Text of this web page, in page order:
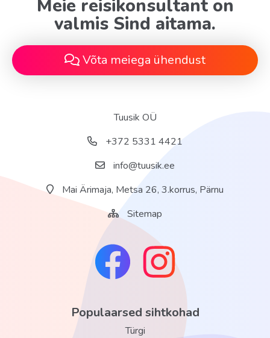
Meie reisikonsultant on
valmis Sind aitama.
Võta meiega ühendust
Populaarsed sihtkohad
Türgi
Tuusik OÜ
+372 5331 4421
info@tuusik.ee
Mai Ärimaja, Metsa 26, 3.korrus, Pärnu
Sitemap